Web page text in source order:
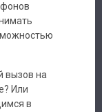
вызов на
Или
в